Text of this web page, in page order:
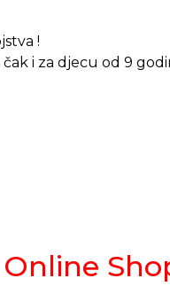
!
i za djecu od 9
Online